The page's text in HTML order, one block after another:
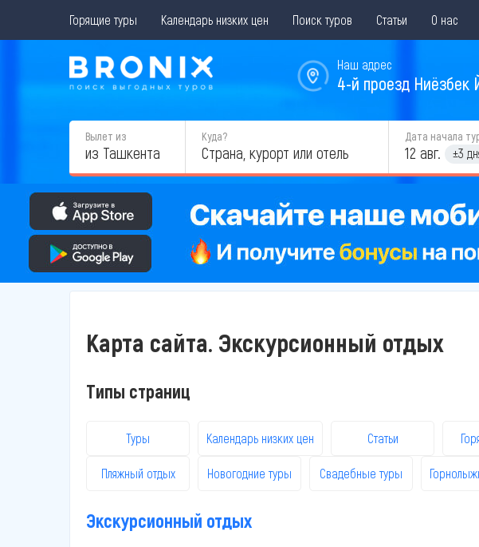
Горящие туры Календарь низких цен Поиск туров Статьи О нас
Наш адрес
4-й проезд Ниёзбек
Вылет из
из Ташкента
Куда? Дата начала
12 авг. ±3
Карта сайта. Экскурсионный отдых
Типы страниц
Туры Календарь низких цен Статьи
Пляжный отдых Новогодние туры Свадебные туры
Экскурсионный отдых